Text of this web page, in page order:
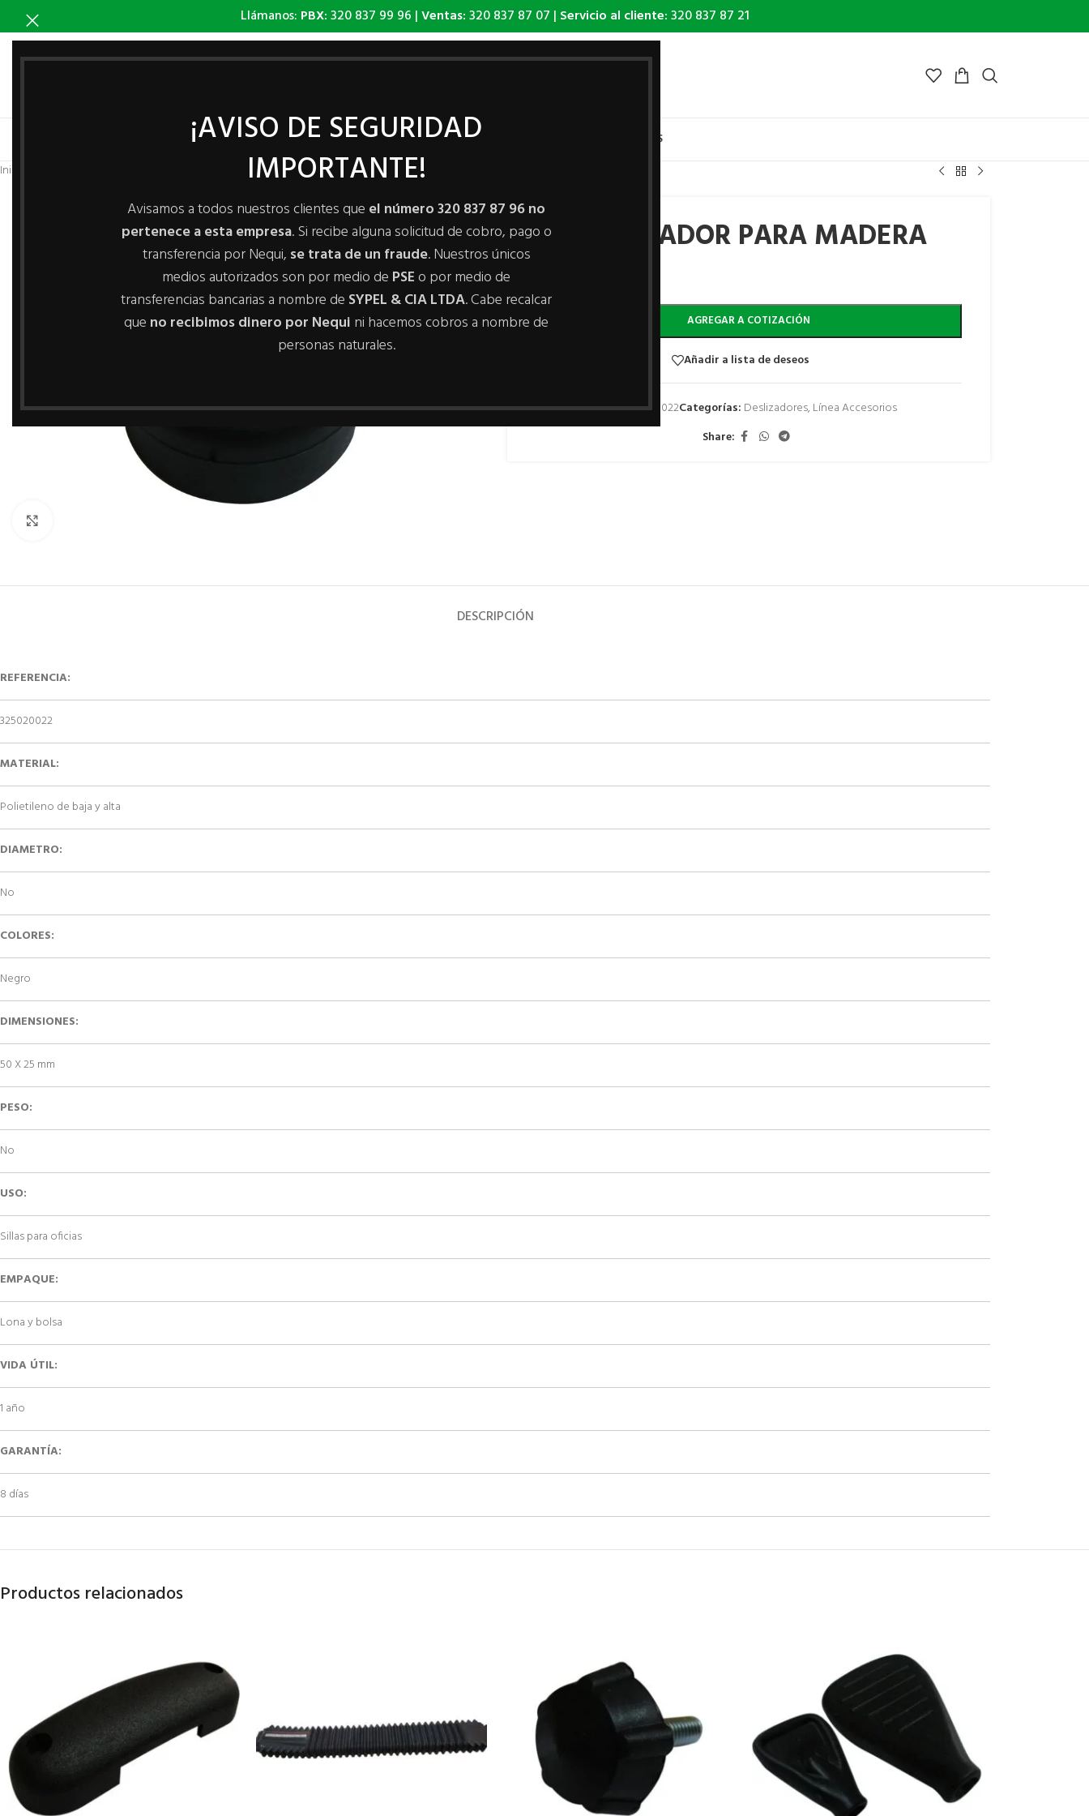
¡AVISO DE SEGURIDAD
IMPORTANTE!
Avisamos a todos nuestros clientes que el número 320 837 87 96 no
pertenece a esta empresa. Si recibe alguna solicitud de cobro, pago o
transferencia por Nequi, se trata de un fraude. Nuestros únicos
medios autorizados son por medio de PSEo por medio de
transferencias bancarias a nombre de SYPEL & CIA LTDA. Cabe recalcar
que no recibimos dinero por Nequi ni hacemos cobros a nombre de
personas naturales.
Llámanos: PBX:320 837 99 96 |Ventas:320 837 87 07 | Servicio al cliente:320 837 87 21
INICIO PRODUCTOS VIDEO TUTORIALES CONTÁCTENOS
Inicio DESLIZADOR PARA MADERA
DESLIZADOR PARA MADERA
AGREGAR A COTIZACIÓN
Añadir a lista de deseos
SKU:325020022Categorías: Deslizadores, Línea Accesorios
Share:
DESCRIPCIÓN
REFERENCIA:
325020022
MATERIAL:
Polietileno de baja y alta
DIAMETRO:
No
COLORES:
Negro
DIMENSIONES:
50 X 25 mm
PESO:
No
USO:
Sillas para oficias
EMPAQUE:
Lona y bolsa
VIDA ÚTIL:
1 año
GARANTÍA:
8 días
Productos relacionados